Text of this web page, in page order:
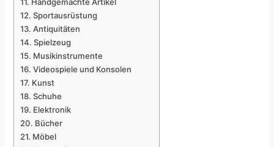
Handgemachte Artikel
Sportausrüstung
Antiquitäten
Spielzeug
Musikinstrumente
Videospiele und Konsolen
Kunst
Schuhe
Elektronik
Bücher
Möbel